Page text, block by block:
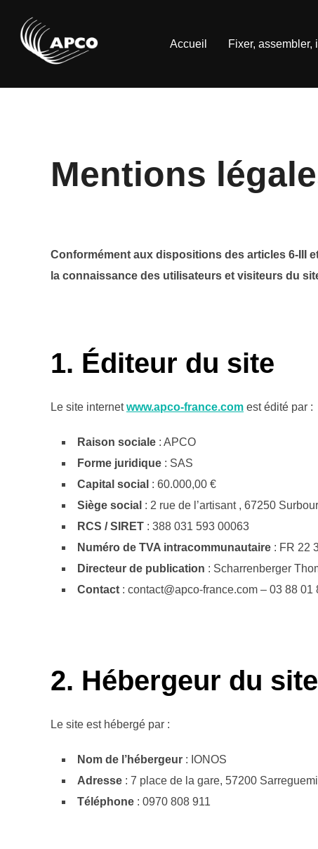
contenu
Accueil Fixer, assembler,
Mentions
Conformément aux dispositions des articles 6-III
la connaissance des utilisateurs et visiteurs du
1. Éditeur du site
Le site internetwww.apco-france.com est édité par :
Raison sociale : APCO
Forme juridique : SAS
Capital social : 60.000,00 €
Siège social : 2 rue de l’artisant , 67250
RCS / SIRET : 388 031 593 00063
Numéro de TVA intracommunautaire : FR 22
Directeur de publication : Scharrenberger
Contact : contact@apco-france.com – 03 88 01
2. Hébergeur du site
Le site est hébergé par :
Nom de l’hébergeur : IONOS
Adresse : 7 place de la gare, 57200
Téléphone : 0970 808 911